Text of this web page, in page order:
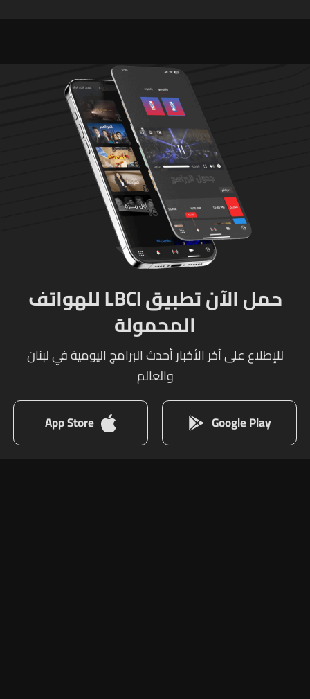
حمل الآن تطبيق LBCI للهواتف
المحمولة
للإطلاع على أخر الأخبار أحدث البرامج اليومية في لبنان
والعالم
Google Play
App Store